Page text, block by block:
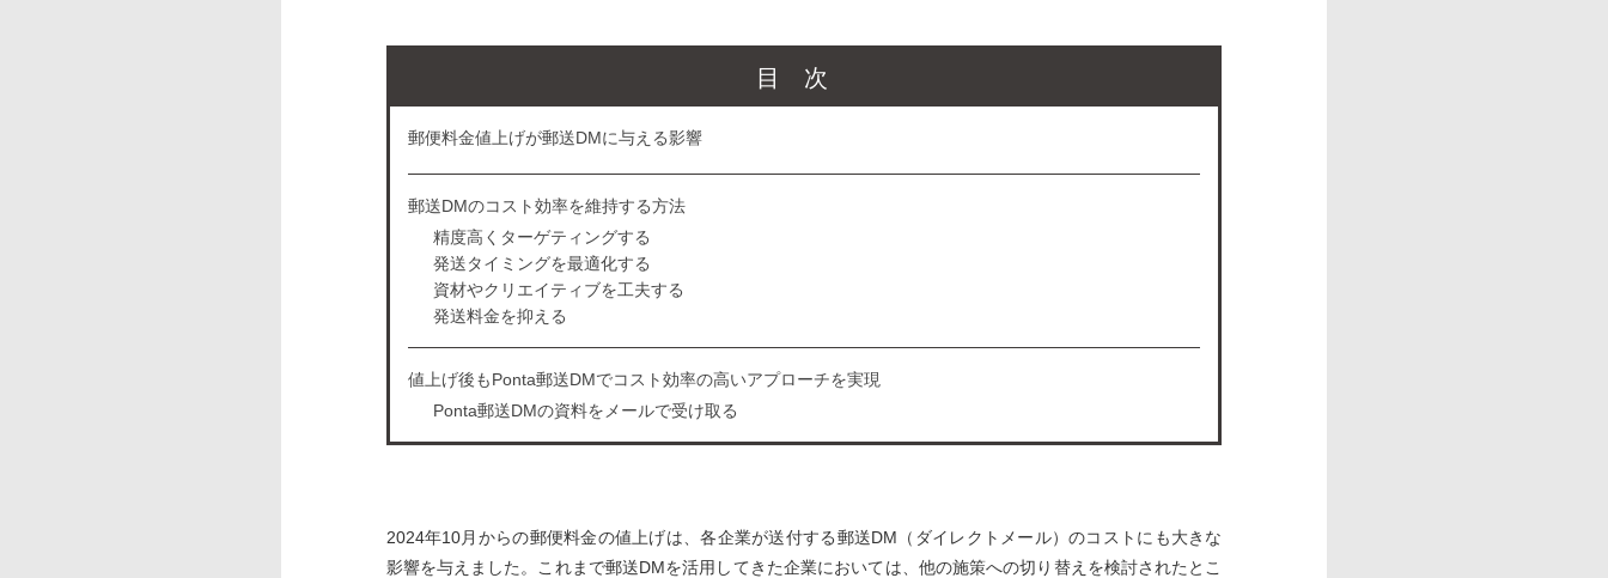
目次
郵便料金値上げが郵送DMに与える影響
郵送DMのコスト効率を維持する方法
精度高くターゲティングする
発送タイミングを最適化する
資材やクリエイティブを工夫する
発送料金を抑える
値上げ後もPonta郵送DMでコスト効率の高いアプローチを実現
Ponta郵送DMの資料をメールで受け取る
2024年10月からの郵便料金の値上げは、各企業が送付する郵送DM（ダイレクトメール）のコストにも大きな
影響を与えました。これまで郵送DMを活用してきた企業においては、他の施策への切り替えを検討されたとこ